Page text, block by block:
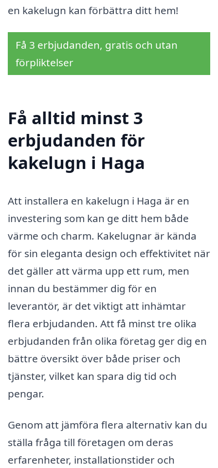
en kakelugn kan förbättra ditt hem!
Få 3 erbjudanden, gratis och utan
förpliktelser
Få alltid minst 3
erbjudanden för
kakelugn i Haga
Att installera en kakelugn i Haga är en
investering som kan ge ditt hem både
värme och charm. Kakelugnar är kända
för sin eleganta design och effektivitet när
det gäller att värma upp ett rum, men
innan du bestämmer dig för en
leverantör, är det viktigt att inhämtar
flera erbjudanden. Att få minst tre olika
erbjudanden från olika företag ger dig en
bättre översikt över både priser och
tjänster, vilket kan spara dig tid och
pengar.
Genom att jämföra flera alternativ kan du
ställa fråga till företagen om deras
erfarenheter, installationstider och